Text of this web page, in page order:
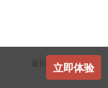
返回顶部立即体验